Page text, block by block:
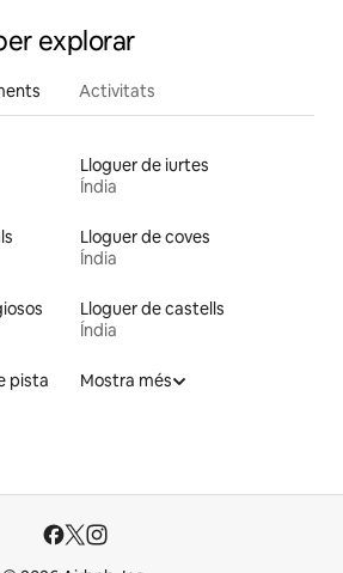
explorar
Activitats
Lloguer de iurtes
Índia
Lloguer de coves
Índia
Lloguer de castells
Índia
pista
Mostra més